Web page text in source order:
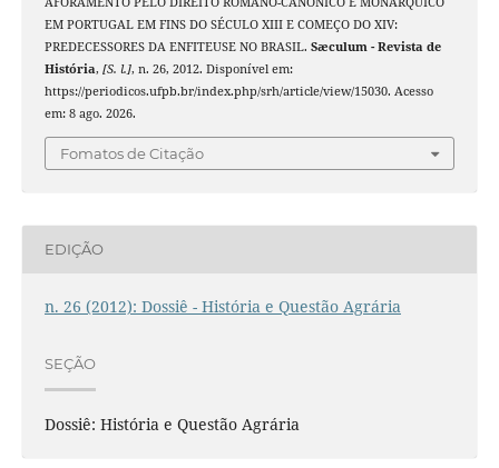
EM PORTUGAL EM FINS DO SÉCULO XIII E COMEÇO DO XIV:
PREDECESSORES DA ENFITEUSE NO BRASIL. Sæculum - Revista de
História, [S. l.], n. 26, 2012. Disponível em:
https://periodicos.ufpb.br/index.php/srh/article/view/15030. Acesso
em: 8 ago. 2026.
Fomatos de Citação
EDIÇÃO
n. 26 (2012): Dossiê - História e Questão Agrária
SEÇÃO
Dossiê: História e Questão Agrária